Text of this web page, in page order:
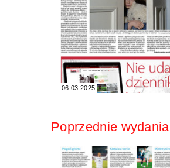
06.03.2025
Poprzednie wydania